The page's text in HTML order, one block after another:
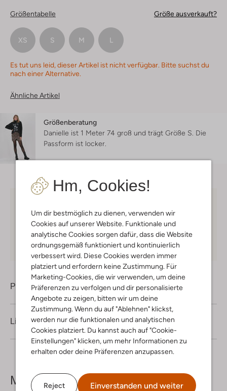
Hm, Cookies!
Um dir bestmöglich zu dienen, verwenden wir
Cookies auf unserer Website. Funktionale und
analytische Cookies sorgen dafür, dass die Website
ordnungsgemäß funktioniert und kontinuierlich
verbessert wird. Diese Cookies werden immer
platziert und erfordern keine Zustimmung. Für
Marketing-Cookies, die wir verwenden, um deine
Präferenzen zu verfolgen und dir personalisierte
Angebote zu zeigen, bitten wir um deine
Zustimmung. Wenn du auf "Ablehnen" klickst,
werden nur die funktionalen und analytischen
Cookies platziert. Du kannst auch auf "Cookie-
Einstellungen" klicken, um mehr Informationen zu
erhalten oder deine Präferenzen anzupassen.
Reject Einverstanden und weiter
Größentabelle Größe ausverkauft?
XS S M L
Es tut uns leid, dieser Artikel ist nicht verfügbar. Bitte suchst du
nach einer Alternative.
Ähnliche Artikel
Größenberatung
Danielle ist 1 Meter 74 groß und trägt Größe S. Die
Passform ist locker
Mitglieder in Deutschland
Kauf auf Rechnung 30 TagenRückgaberecht
Produktinformation
Lieferung & Rückgabe
Mehr sehen